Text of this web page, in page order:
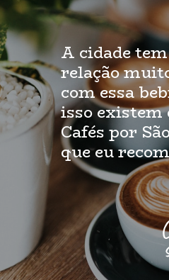
A cidade
relação
com essa
isso existem
Cafés por
que eu